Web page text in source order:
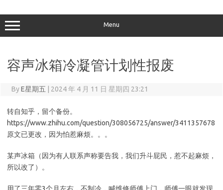
Menu
容声冰箱冷凝管计划性报废
ByE星期五 2024 年 4 月 11 日 星期四 23:21
转自知乎，留个备份。
https://www.zhihu.com/question/308056725/answer/3411357678
原文已更改，因为怕惹麻烦。。。
某声冰箱（因为有人联系声称要告我，我们升斗屁民，惹不起麻烦，
所以改了）。